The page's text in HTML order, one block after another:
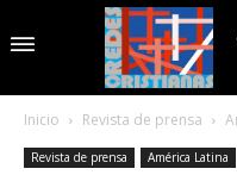
Inicio Revista de prensa
Revista de prensa América Latina